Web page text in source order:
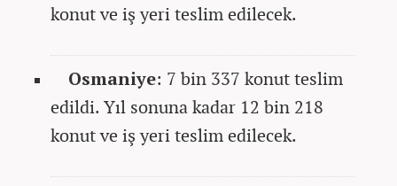
konut ve iş yeri teslim edilecek.
Osmaniye: 7 bin 337 konut teslim
edildi. Yıl sonuna kadar 12 bin 218
konut ve iş yeri teslim edilecek.